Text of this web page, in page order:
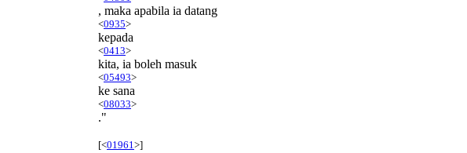
, maka apabila ia datang
<0935>
kepada
<0413>
kita, ia boleh masuk
<05493>
ke sana
<08033>
."
[<01961 >]